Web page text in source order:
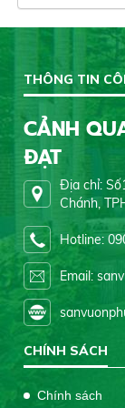
THÔNG TIN
CẢNH
ĐẠT
Địa chỉ:
Chánh,
Hotline:
Email:
CHÍNH SÁCH
Chính sách